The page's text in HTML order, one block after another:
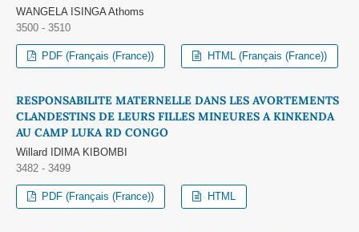
WANGELA ISINGA Athoms
3500 - 3510
PDF (Français (France)) HTML (Français (France))
RESPONSABILITE MATERNELLE DANS LES AVORTEMENTS
CLANDESTINS DE LEURS FILLES MINEURES A KINKENDA
AU CAMP LUKA RD CONGO
Willard IDIMA KIBOMBI
3482 - 3499
PDF (Français (France)) HTML